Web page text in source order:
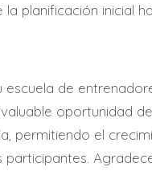
planificación inicial
de
oportunidad
permitiendo el